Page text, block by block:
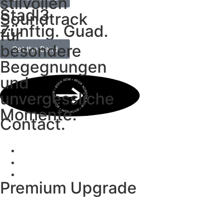
Soundtrack
für
besondere
Begegnungen
und
unvergessliche
Momente.
Stadl3
Zünftig. Guad.
Get the Band
BOOK NOW • BOOK NOW • BOOK NOW • BOOK NOW • BOOK NOW •
Contact.
Premium Upgrade